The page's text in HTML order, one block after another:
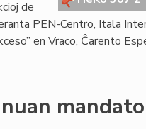
de
PEN-Centro, Itala
en Vraco, Ĉarento